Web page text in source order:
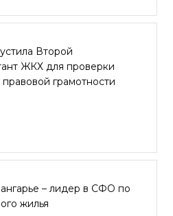
Второй
ЖКХ для проверки
грамотности
– лидер в СФО по
жилья